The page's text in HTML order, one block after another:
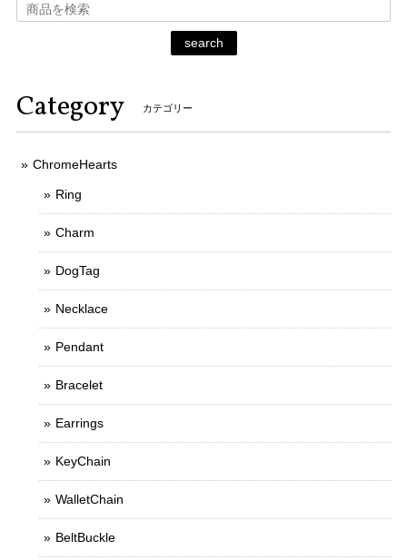
search
Category カテゴリー
ChromeHearts
Ring
Charm
DogTag
Necklace
Pendant
Bracelet
Earrings
KeyChain
WalletChain
BeltBuckle